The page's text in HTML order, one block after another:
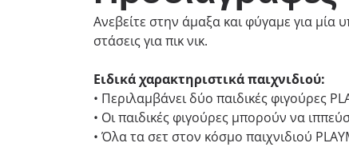
Ανεβείτε στην άμαξα και φύγαμε για
στάσεις για πικ νικ.
Ειδικά χαρακτηριστικά παιχνιδιού:
• Περιλαμβάνει δύο παιδικές φιγούρες
• Οι παιδικές φιγούρες μπορούν να
• Όλα τα σετ στον κόσμο παιχνιδιού